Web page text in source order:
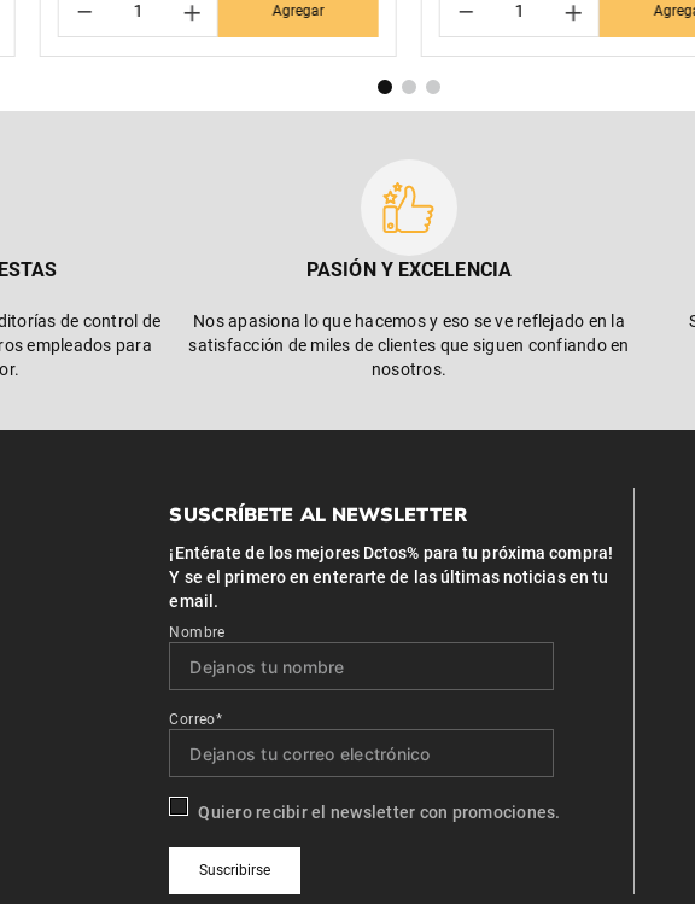
＋
－ Agregar ＋
－
de control de
empleados para
PASIÓN Y EXCELENCIA
Nos apasiona lo que hacemos y eso se ve reflejado en la
satisfacción de miles de clientes que siguen confiando en
nosotros.
SUSCRÍBETE AL NEWSLETTER
¡Entérate de los mejores Dctos% para tu próxima compra!
Y se el primero en enterarte de las últimas noticias en tu
email.
Nombre
Correo*
Quiero recibir el newsletter con promociones.
Suscribirse